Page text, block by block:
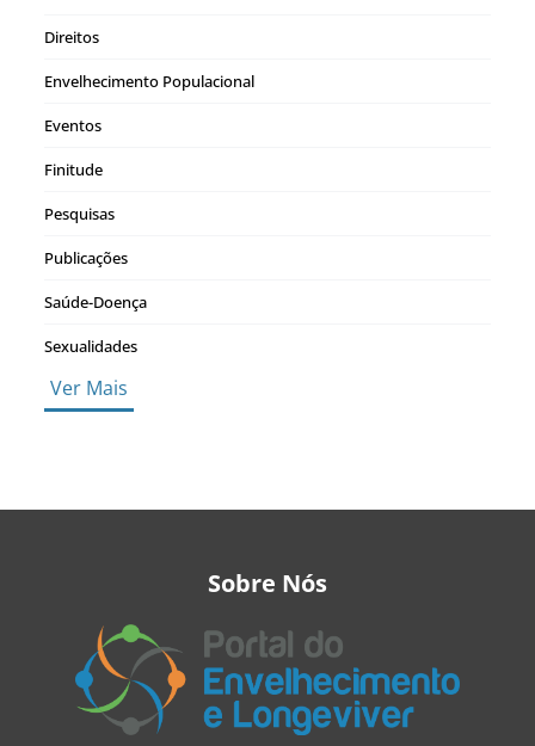
Direitos
Envelhecimento Populacional
Eventos
Finitude
Pesquisas
Publicações
Saúde-Doença
Sexualidades
Ver Mais
Sobre Nós